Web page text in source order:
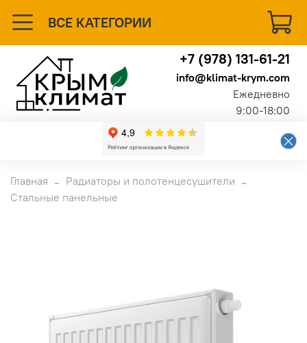
ВСЕ КАТЕГОРИИ
+7 (978) 131-61-21
info@klimat-krym.com
Ежедневно
9:00-18:00
Главная
Радиаторы и полотенцесушители
Стальные панельные